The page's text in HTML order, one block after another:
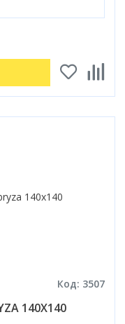
Код: 3507
140X140